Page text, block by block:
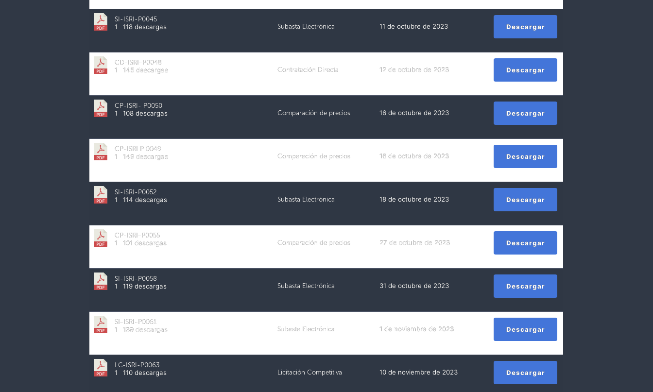
SI-ISRI-P0045
1
118 descargas Subasta Electrónica 11 de octubre de 2023 Descargar
CD-ISRI-P0048
1
145 descargas Contratación Directa 12 de octubre de 2023 Descargar
CP-ISRI- P0050
1
108 descargas Comparación de precios 16 de octubre de 2023 Descargar
CP-ISRI P 0049
1
149 descargas Comparación de precios 16 de octubre de 2023 Descargar
SI-ISRI-P0052
1
114 descargas Subasta Electrónica 18 de octubre de 2023 Descargar
CP-ISRI-P0055
1
101 descargas Comparación de precios 27 de octubre de 2023 Descargar
SI-ISRI-P0058
1
119 descargas Subasta Electrónica 31 de octubre de 2023 Descargar
SI-ISRI-P0061
1
139 descargas Subasta Electrónica 1 de noviembre de 2023 Descargar
LC-ISRI-P0063
1
110 descargas Licitación Competitiva 10 de noviembre de 2023 Descargar